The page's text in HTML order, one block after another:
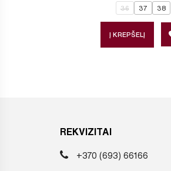
36 37 38
Į KREPŠELĮ
REKVIZITAI
+370 (693) 66166